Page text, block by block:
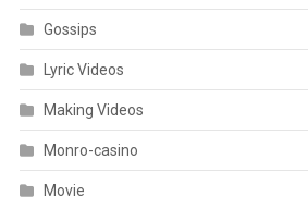
Gossips
Lyric Videos
Making Videos
Monro-casino
Movie